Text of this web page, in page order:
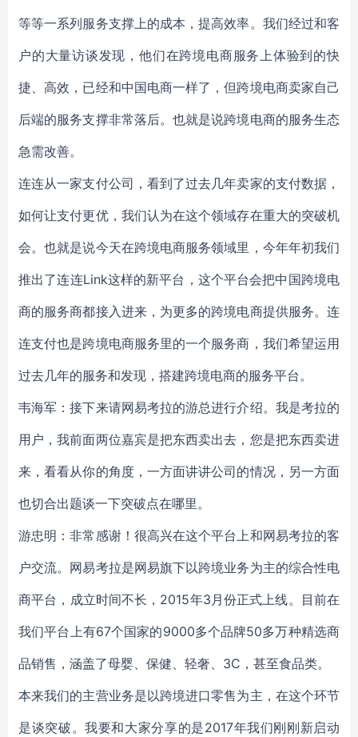
等等一系列服务支撑上的成本，提高效率。我们经过和客
户的大量访谈发现，他们在跨境电商服务上体验到的快
捷、高效，已经和中国电商一样了，但跨境电商卖家自己
后端的服务支撑非常落后。也就是说跨境电商的服务生态
急需改善。
连连从一家支付公司，看到了过去几年卖家的支付数据，
如何让支付更优，我们认为在这个领域存在重大的突破机
会。也就是说今天在跨境电商服务领域里，今年年初我们
推出了连连Link这样的新平台，这个平台会把中国跨境电
商的服务商都接入进来，为更多的跨境电商提供服务。连
连支付也是跨境电商服务里的一个服务商，我们希望运用
过去几年的服务和发现，搭建跨境电商的服务平台。
韦海军：接下来请网易考拉的游总进行介绍。我是考拉的
用户，我前面两位嘉宾是把东西卖出去，您是把东西卖进
来，看看从你的角度，一方面讲讲公司的情况，另一方面
也切合出题谈一下突破点在哪里。
游忠明：非常感谢！很高兴在这个平台上和网易考拉的客
户交流。网易考拉是网易旗下以跨境业务为主的综合性电
商平台，成立时间不长，2015年3月份正式上线。目前在
我们平台上有67个国家的9000多个品牌50多万种精选商
品销售，涵盖了母婴、保健、轻奢、3C，甚至食品类。
本来我们的主营业务是以跨境进口零售为主，在这个环节
是谈突破。我要和大家分享的是2017年我们刚刚新启动